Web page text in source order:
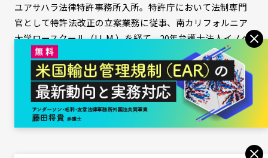
ユアサハラ法律特許事務所入所。特許庁において法制専門
官として特許法改正の立案業務に従事、南カリフォルニア
大学ロースクール（LL.M.）を経て、20年弁護士法人イノベ
ンティア東京事務所入所。22年よりパートナー。
弁護士法人イノベンティアのプロフィールページはこちら